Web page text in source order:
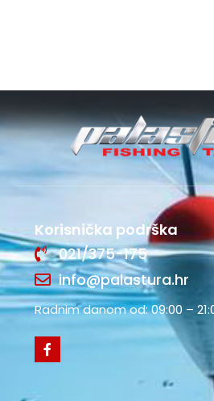
Korisnička podrška
021/375-175
info@palastura.hr
Radnim danom od: 09:00 –